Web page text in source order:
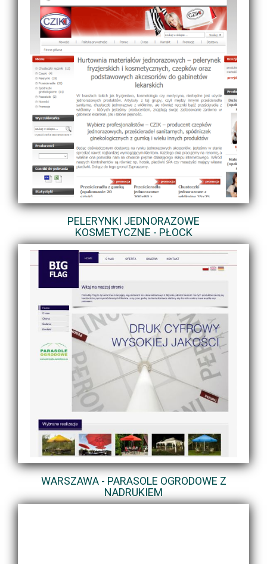
PELERYNKI JEDNORAZOWE
KOSMETYCZNE - PŁOCK
WARSZAWA - PARASOLE OGRODOWE Z
NADRUKIEM